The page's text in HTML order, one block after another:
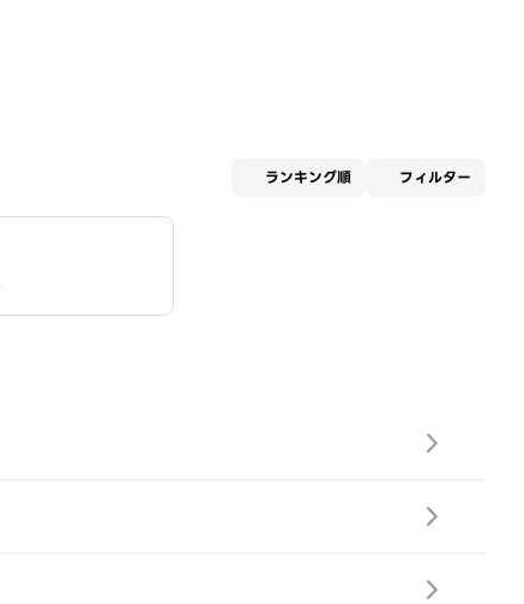
ランキング順 フィルター